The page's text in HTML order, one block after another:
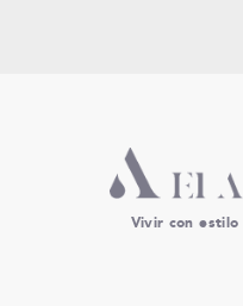
Vivir con estilo